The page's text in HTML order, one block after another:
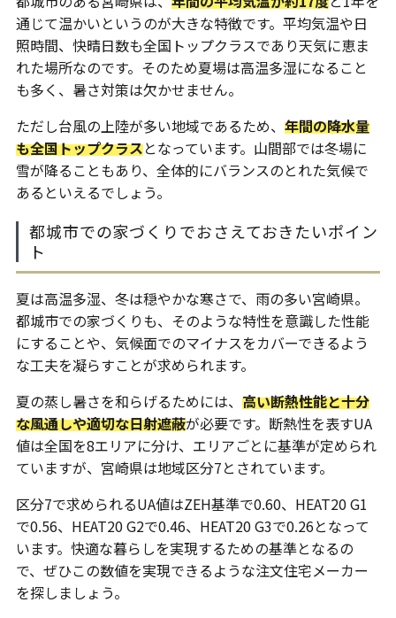
通じて温かいというのが大きな特徴です。平均気温や日
照時間、快晴日数も全国トップクラスであり天気に恵ま
れた場所なのです。そのため夏場は高温多湿になること
も多く、暑さ対策は欠かせません。
ただし台風の上陸が多い地域であるため、 年間の降水量
も全国トップクラスとなっています。山間部では冬場に
雪が降ることもあり、全体的にバランスのとれた気候で
あるといえるでしょう。
都城市での家づくりでおさえておきたいポイン
ト
夏は高温多湿、冬は穏やかな寒さで、雨の多い宮崎県。
都城市での家づくりも、そのような特性を意識した性能
にすることや、気候面でのマイナスをカバーできるよう
な工夫を凝らすことが求められます。
夏の蒸し暑さを和らげるためには、 高い断熱性能と十分
な風通しや適切な日射遮蔽が必要です。断熱性を表すUA
値は全国を8エリアに分け、エリアごとに基準が定められ
ていますが、宮崎県は地域区分7とされています。
区分7で求められるUA値はZEH基準で0.60、HEAT20 G1
で0.56、HEAT20 G2で0.46、HEAT20 G3で0.26となって
います。快適な暮らしを実現するための基準となるの
で、ぜひこの数値を実現できるような注文住宅メーカー
を探しましょう。